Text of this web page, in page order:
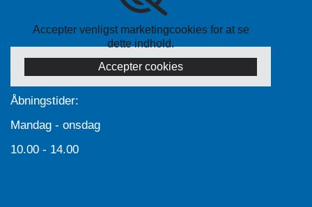
Accepter venligst marketingcookies for at se
dette indhold.
Accepter cookies
Åbningstider:
Mandag - onsdag
10.00 - 14.00